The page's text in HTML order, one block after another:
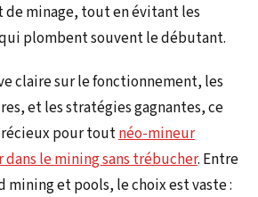
minage, tout en évitant les
plombent souvent le débutant.
claire sur le fonctionnement, les
et les stratégies gagnantes, ce
pour toutnéo-mineur
le mining sans trébucher. Entre
mining et pools, le choix est vaste :